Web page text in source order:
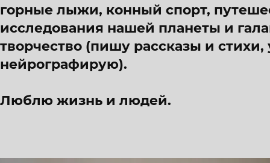
горные лыжи, конный спорт,
исследования нашей планеты и
творчество (пишу рассказы и стихи,
нейрографирую).
Люблю жизнь и людей.